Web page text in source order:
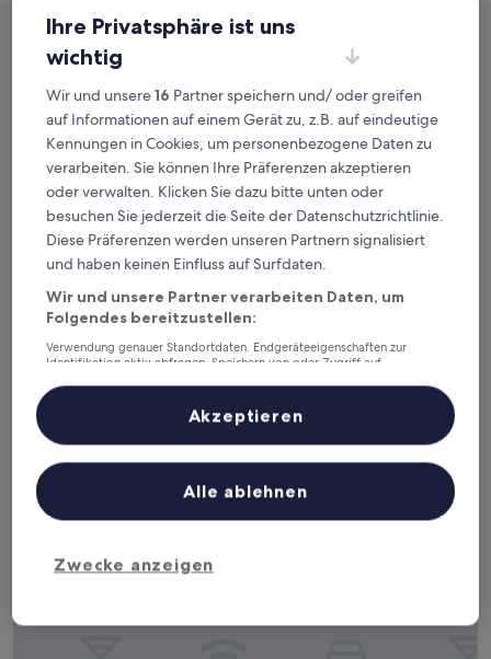
Azalaï Hotel Nouakchott
Azalaï Hotel Nouakchott
4.0-
Sterne-
Unterkunft
Tevragh Zein, 2,6 km von Flughafen Nouakchott Intl. (NKC)
entfernt
von
Sehr
gut,
(65
Bewertungen)
Preis
beträgt
inkl. Steuern & Gebühren
14. Aug.–15. Aug.
Ihre Privatsphäre ist uns
wichtig
Wir und unsere16 Partner speichern und/ oder greifen
auf Informationen auf einem Gerät zu, z.B. auf eindeutige
Kennungen in Cookies, um personenbezogene Daten zu
verarbeiten. Sie können Ihre Präferenzen akzeptieren
oder verwalten. Klicken Sie dazu bitte unten oder
besuchen Sie jederzeit die Seite der Datenschutzrichtlinie.
Diese Präferenzen werden unseren Partnern signalisiert
und haben keinen Einfluss auf Surfdaten.
Wir und unsere Partner verarbeiten Daten, um
Folgendes bereitzustellen:
Verwendung genauer Standortdaten. Endgeräteeigenschaften zur
Identifikation aktiv abfragen. Speichern von oder Zugriff auf
Inhalte, Messung von Werbeleistung und der Performance von Inhalten,
Zielgruppenforschung sowie Entwicklung und Verbesserung von
Liste der Partner (Lieferanten)
Zwecke anzeigen
Alle ablehnen
Akzeptieren